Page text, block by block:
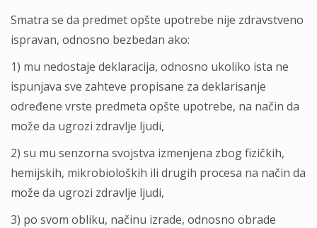
Smatra se da predmet opšte upotrebe nije zdravstveno
ispravan, odnosno bezbedan ako:
1) mu nedostaje deklaracija, odnosno ukoliko ista ne
ispunjava sve zahteve propisane za deklarisanje
određene vrste predmeta opšte upotrebe, na način da
može da ugrozi zdravlјe lјudi,
2) su mu senzorna svojstva izmenjena zbog fizičkih,
hemijskih, mikrobioloških ili drugih procesa na način da
može da ugrozi zdravlјe lјudi,
3) po svom obliku, načinu izrade, odnosno obrade